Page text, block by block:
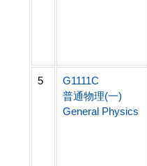
5
G1111C
普通物理(一)
General Physics